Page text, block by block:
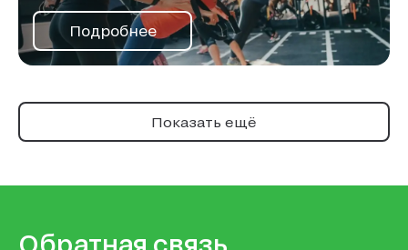
Подробнее
Показать ещё
Обратная связь